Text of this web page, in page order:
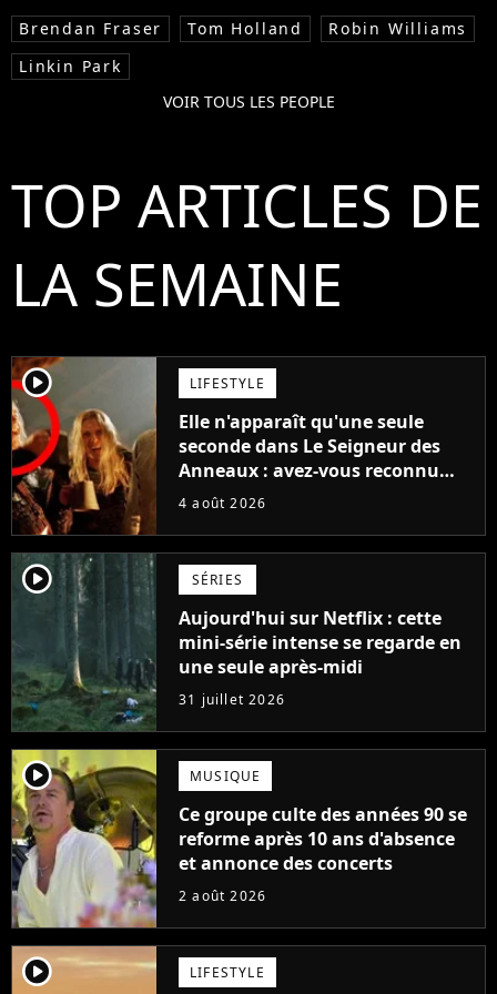
Brendan Fraser Tom Holland
Robin Williams
Linkin Park
VOIR TOUS LES PEOPLE
TOP ARTICLES DE
LA SEMAINE
player2 LIFESTYLE
Elle n'apparaît qu'une seule
seconde dans Le Seigneur des
Anneaux : avez-vous reconnu
cette légende du cinéma dans la
4 août 2026
player2 SÉRIES
Aujourd'hui sur Netflix : cette
mini-série intense se regarde en
une seule après-midi
31 juillet 2026
player2 MUSIQUE
Ce groupe culte des années 90 se
reforme après 10 ans d'absence
et annonce des concerts
2 août 2026
player2 LIFESTYLE